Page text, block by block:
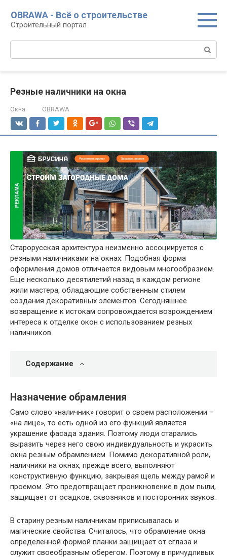
контенту
OBRAWA - Всё о строительстве
Строительный портал
Резные наличники на окна
Окна OBRAWA
Старорусская архитектура неизменно ассоциируется с
резными наличниками на окнах. Подобная форма
оформления домов отличается видовым многообразием.
Еще несколько десятилетий назад в каждом регионе
жили мастера, обладающие собственным стилем
создания декоративных элементов. Сегодняшнее
возвращение к истокам сопровождается возрождением
интереса к отделке окон с использованием резных
наличников.
Содержание
Назначение обрамления
Само слово «наличник» говорит о своем расположении –
«на лице», то есть одной из его функций является
украшение фасада здания. Поэтому люди старались
выразить через него свою индивидуальность и украсить
окна резным обрамлением. Помимо декоративной роли,
наличники на окнах, прежде всего, выполняют
конструктивную функцию, закрывая щель между рамой и
проемом. Это предотвращает проникновение в дом пыли,
защищает от осадков, сквозняков и посторонних звуков.
В старину резным наличникам приписывалась и
магические свойства. Считалось, что обрамление окна
определенной формой планки защищает от сглаза и
служит своеобразным оберегом. Поэтому в причудливых